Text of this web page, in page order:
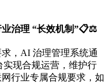
业治理 “长效机制”📋⚖️
，AI 治理管理系统通
实现合规运营，维护行
行业专属合规要求，如